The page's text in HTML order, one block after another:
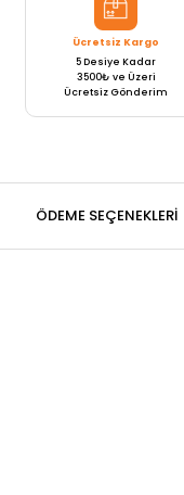
Ücretsiz Kargo
5 Desiye Kadar
3500₺ ve Üzeri
Ücretsiz Gönderim
ÖDEME SEÇENEKLERI